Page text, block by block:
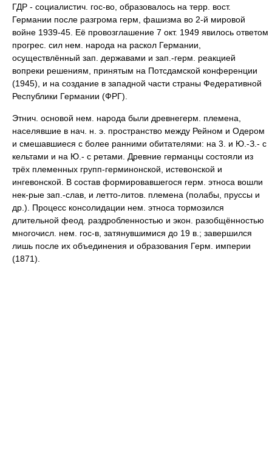
ГДР - социалистич. гос-во, образовалось на терр. вост.
Германии после разгрома герм, фашизма во 2-й мировой
войне 1939-45. Её провозглашение 7 окт. 1949 явилось ответом
прогрес. сил нем. народа на раскол Германии,
осуществлённый зап. державами и зап.-герм. реакцией
вопреки решениям, принятым на Потсдамской конференции
(1945), и на создание в западной части страны Федеративной
Республики Германии (ФРГ).
Этнич. основой нем. народа были древнегерм. племена,
населявшие в нач. н. э. пространство между Рейном и Одером
и смешавшиеся с более ранними обитателями: на 3. и Ю.-З.- с
кельтами и на Ю.- с ретами. Древние германцы состояли из
трёх племенных групп-герминонской, истевонской и
ингевонской. В состав формировавшегося герм. этноса вошли
нек-рые зап.-слав, и летто-литов. племена (полабы, пруссы и
др.). Процесс консолидации нем. этноса тормозился
длительной феод. раздробленностью и экон. разобщённостью
многочисл. нем. гос-в, затянувшимися до 19 в.; завершился
лишь после их объединения и образования Герм. империи
(1871).